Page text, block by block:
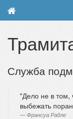
Служба
Дело не в том,
выбежать
Франсуа Рабле